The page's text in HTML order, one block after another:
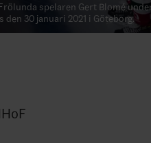
spelaren Gert Blomé
30 januari 2021 i Göteborg.